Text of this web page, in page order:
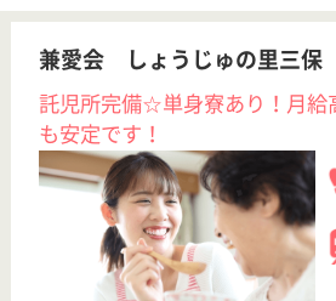
介護の転職支援サービスお申込み
簡単30秒登録
保有資格を選択してくださ
い
必須
初任者研修
(ヘルパー2級)
実務者研修
(ヘルパー1級)